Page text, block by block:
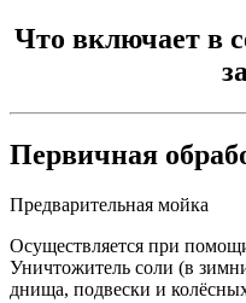
Что включает в
Первичная
Предварительная мойка
Осуществляется при
Уничтожитель соли (в
днища, подвески и